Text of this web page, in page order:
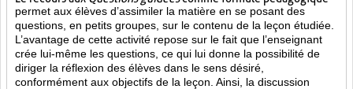
permet aux élèves d’assimiler la matière en se posant des
questions, en petits groupes, sur le contenu de la leçon étudiée.
L’avantage de cette activité repose sur le fait que l’enseignant
crée lui-même les questions, ce qui lui donne la possibilité de
diriger la réflexion des élèves dans le sens désiré,
conformément aux objectifs de la leçon. Ainsi, la discussion